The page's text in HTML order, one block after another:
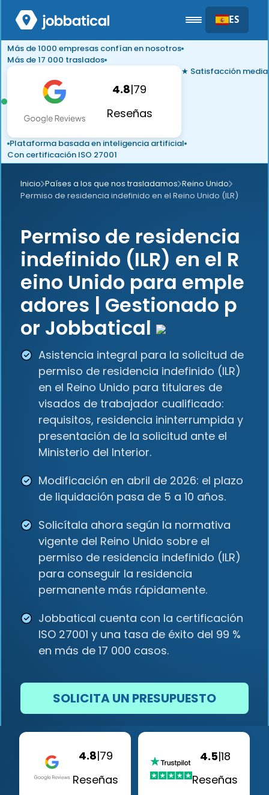
ES
Más de 1000 empresas confían en nosotros
Más de 17 000 traslados
4.8|79
Reseñas
★ Satisfacción media
Plataforma basada en inteligencia artificial
Con certificación ISO 27001
Inicio Países a los que nos trasladamos Reino Unido
Permiso de residencia indefinido en el Reino Unido (ILR)
Permiso de residencia
indefinido (ILR) en el R
eino Unido para emple
adores | Gestionado p
or Jobbatical
Asistencia integral para la solicitud de
permiso de residencia indefinido (ILR)
en el Reino Unido para titulares de
visados de trabajador cualificado:
requisitos, residencia ininterrumpida y
presentación de la solicitud ante el
Ministerio del Interior.
Modificación en abril de 2026: el plazo
de liquidación pasa de 5 a 10 años.
Solicítala ahora según la normativa
vigente del Reino Unido sobre el
permiso de residencia indefinido (ILR)
para conseguir la residencia
permanente más rápidamente.
Jobbatical cuenta con la certificación
ISO 27001 y una tasa de éxito del 99 %
en más de 17 000 casos.
SOLICITA UN PRESUPUESTO
4.8|79
Reseñas
4.5|18
Reseñas